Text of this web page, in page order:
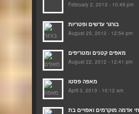
February 2, 2013 - 10:49 pm
בורגר עדשים ופטריות
August 25, 2012 - 12:54 pm
מאפים קטנים ומטריפים
August 22, 2012 - 12:41 pm
מאפה פסטו
April 3, 2013 - 10:12 am